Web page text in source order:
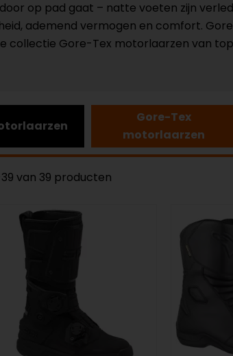
op pad gaat – natte voeten zijn
ademend vermogen en comfort.
collectie Gore-Tex motorlaarzen van
Gore-Tex
motorlaarzen
van 39 producten